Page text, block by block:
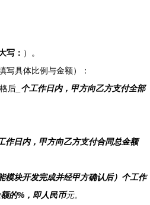
写： ）。
写具体比例与金额）：
后 _个工作日内，甲方向乙方支付全部
作日内，甲方向乙方支付合同总金额
模块开发完成并经甲方确认后） 个工作
的%，即人民币元。